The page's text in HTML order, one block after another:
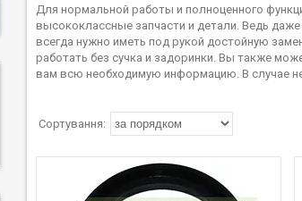
Для нормальной работы и полноценного
высококлассные запчасти и детали. Ведь
всегда нужно иметь под рукой достойную
работать без сучка и задоринки. Вы также
вам всю необходимую информацию. В случае